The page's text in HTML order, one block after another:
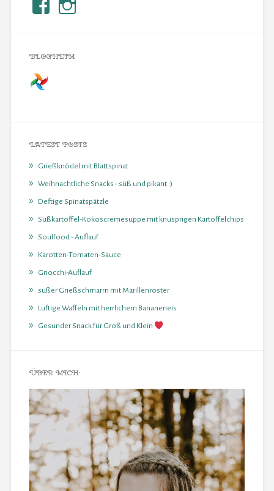
BLOGHEIM
LATEST POSTS
Grießknödel mit Blattspinat
Weihnachtliche Snacks - süß und pikant :)
Deftige Spinatspätzle
Süßkartoffel-Kokoscremesuppe mit knusprigen Kartoffelchips
Soulfood - Auflauf
Karotten-Tomaten-Sauce
Gnocchi-Auflauf
süßer Grießschmarrn mit Marillenröster
Luftige Waffeln mit herrlichem Bananeneis
Gesunder Snack für Groß und Klein
ÜBER MICH: